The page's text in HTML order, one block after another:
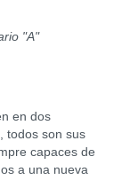
"A"
en dos
todos son sus
capaces de
a una nueva